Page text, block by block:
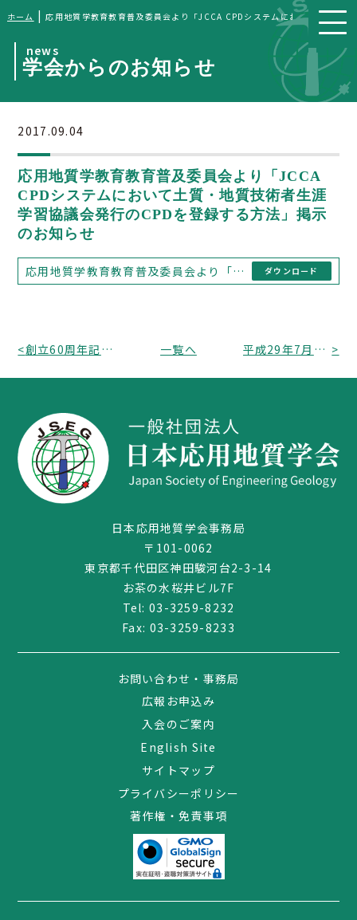
03-3259-8232
ホーム |応用地質学教育教育普及委員会より「JCCA CPDシステムにおいて土質・
news
学会からのお知らせ
2017.09.04
応用地質学教育教育普及委員会より「JCCA
CPDシステムにおいて土質・地質技術者生涯
学習協議会発行のCPDを登録する方法」掲示
のお知らせ
応用地質学教育教育普及委員会より「JCCA CPDシステムにおいて土質・地質技術者生涯学習協議会発行のCPDを登録する方法」掲示のお知らせ ダウンロード
< 創立60周年記念事業特別委員会からお知らせ 一覧へ 平成29年7月九州北部豪雨への日本応用地質学会の取り組みについて >
日本応用地質学会事務局
〒101-0062
東京都千代田区神田駿河台2-3-14
お茶の水桜井ビル7F
Tel:03-3259-8232
Fax: 03-3259-8233
お問い合わせ・事務局
広報お申込み
入会のご案内
English Site
サイトマップ
プライバシーポリシー
著作権・免責事項